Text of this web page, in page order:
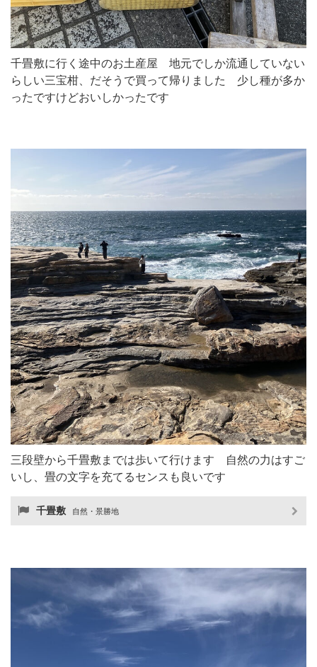
千畳敷に行く途中のお土産屋 地元でしか流通していない
らしい三宝柑、だそうで買って帰りました 少し種が多か
ったですけどおいしかったです
三段壁から千畳敷までは歩いて行けます 自然の力はすご
いし、畳の文字を充てるセンスも良いです
千畳敷 自然・景勝地